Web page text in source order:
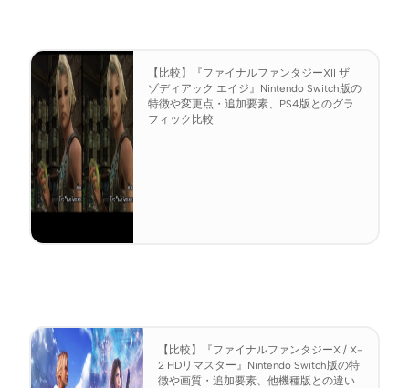
【比較】『ファイナルファンタジーXII ザ
ゾディアック エイジ』Nintendo Switch版の
特徴や変更点・追加要素、PS4版とのグラ
フィック比較
【比較】『ファイナルファンタジーX / X-
2 HDリマスター』Nintendo Switch版の特
徴や画質・追加要素、他機種版との違い